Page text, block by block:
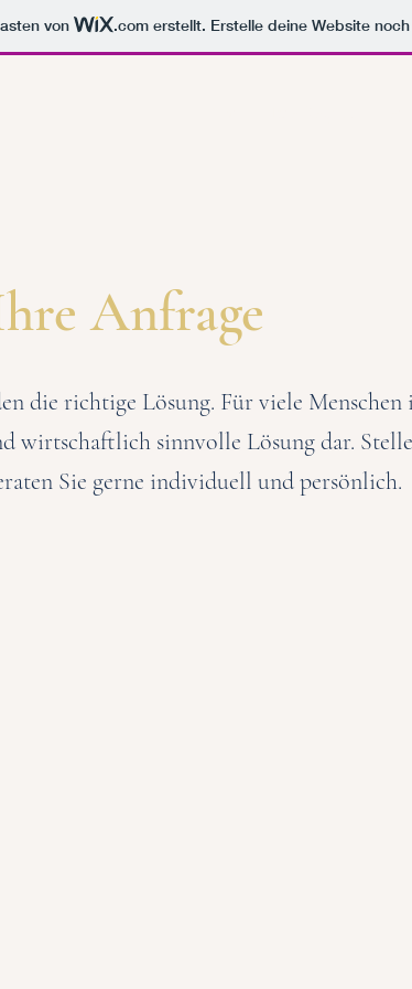
von .com erstellt. Erstelle deine Website
Anfrage
die richtige Lösung. Für viele Menschen
wirtschaftlich sinnvolle Lösung dar.
Sie gerne individuell und persönlich.